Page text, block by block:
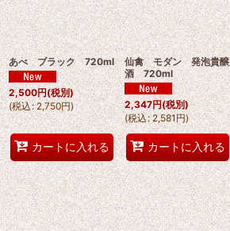
あべ ブラック 720ml
2,500円(税別)
(税込: 2,750円)
カートに入れる
仙禽 モダン 発泡貴醸
酒 720ml
2,347円(税別)
(税込: 2,581円)
カートに入れる